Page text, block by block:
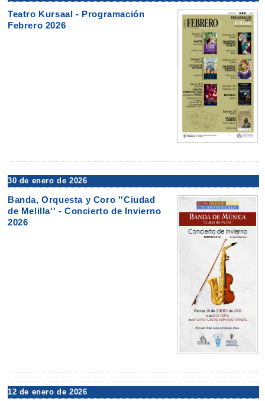
Teatro Kursaal - Programación
Febrero 2026
30 de enero de 2026
Banda, Orquesta y Coro ''Ciudad
de Melilla'' - Concierto de Invierno
2026
12 de enero de 2026